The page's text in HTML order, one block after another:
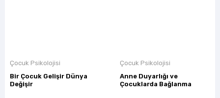
Çocuk Psikolojisi
Bir Çocuk Gelişir Dünya
Değişir
Çocuk Psikolojisi
Anne Duyarlığı ve
Çocuklarda Bağlanma